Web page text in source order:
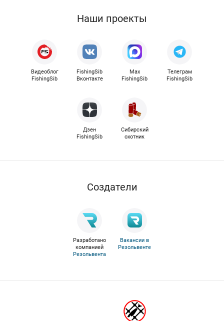
Наши проекты
Видеоблог
FishingSib
FishingSib
Вконтакте
Max
FishingSib
Телеграм
FishingSib
Дзен
FishingSib
Сибирский
охотник
Cоздатели
Разработано
компанией
Резольвента
Вакансии в
Резольвенте